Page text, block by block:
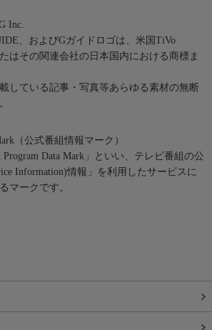
Inc.
、およびGガイドロゴは、米国TiVo
はその関連会社の日本国内における商標ま
している記事・写真等あらゆる素材の無断
（公式番組情報マーク）
Data Mark」といい、テレビ番組の公
Information)情報」を利用したサービスに
マークです。